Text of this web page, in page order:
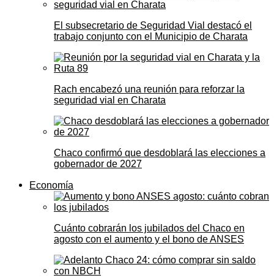
El subsecretario de Seguridad Vial destacó el
trabajo conjunto con el Municipio de Charata
Rach encabezó una reunión para reforzar la
seguridad vial en Charata
Chaco confirmó que desdoblará las elecciones a
gobernador de 2027
Economía
Cuánto cobrarán los jubilados del Chaco en
agosto con el aumento y el bono de ANSES